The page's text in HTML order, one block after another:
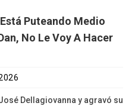
Puteando Medio
No Le Voy A Hacer
Dellagiovanna y agravó su